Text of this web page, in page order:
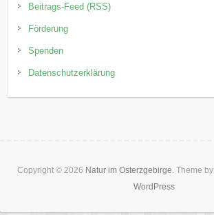
Beitrags-Feed (RSS)
Förderung
Spenden
Datenschutzerklärung
Copyright © 2026 Natur im Osterzgebirge. Theme by
WordPress